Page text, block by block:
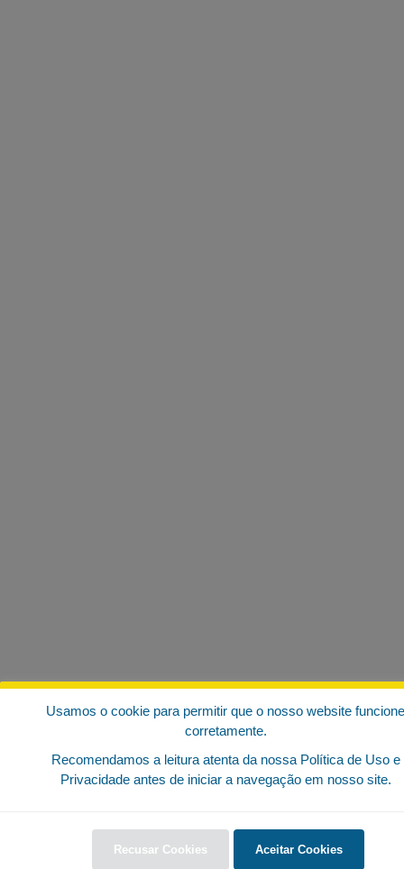
Usamos o cookie para permitir que o nosso website funcione
corretamente.
Recomendamos a leitura atenta da nossa Política de Uso e
Privacidade antes de iniciar a navegação em nosso site.
Recusar Cookies Aceitar Cookies